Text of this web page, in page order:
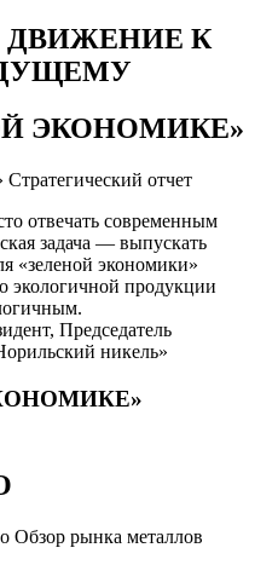
ДВИЖЕНИЕ К
ЭКОНОМИКЕ»
Стратегический отчет
отвечать современным
задача — выпускать
«зеленой экономики»
экологичной продукции
Председатель
никель»
Обзор рынка металлов